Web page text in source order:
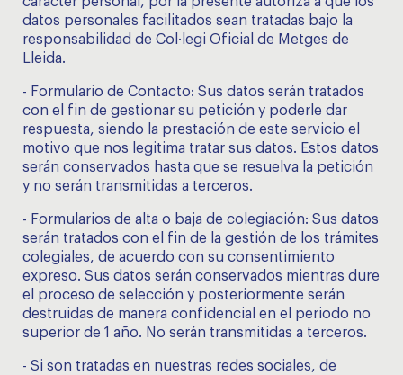
datos personales facilitados sean tratadas bajo la
responsabilidad de Col·legi Oficial de Metges de
Lleida.
- Formulario de Contacto: Sus datos serán tratados
con el fin de gestionar su petición y poderle dar
respuesta, siendo la prestación de este servicio el
motivo que nos legitima tratar sus datos. Estos datos
serán conservados hasta que se resuelva la petición
y no serán transmitidas a terceros.
- Formularios de alta o baja de colegiación: Sus datos
serán tratados con el fin de la gestión de los trámites
colegiales, de acuerdo con su consentimiento
expreso. Sus datos serán conservados mientras dure
el proceso de selección y posteriormente serán
destruidas de manera confidencial en el periodo no
superior de 1 año. No serán transmitidas a terceros.
- Si son tratadas en nuestras redes sociales, de